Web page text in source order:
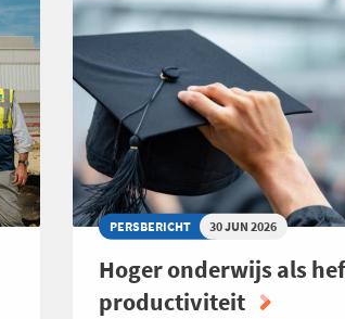
PERSBERICHT 30 JUN 2026
Hoger onderwijs als
productiviteit